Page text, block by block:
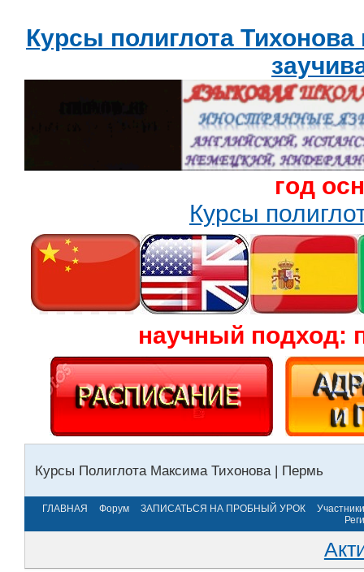
Курсы полиглота
год
Курсы
научный подход:
Курсы Полиглота Максима Тихонова | Пермь
ГЛАВНАЯ Форум ЗАПИСАТЬСЯ НА ПРОБНЫЙ УРОК
Участники